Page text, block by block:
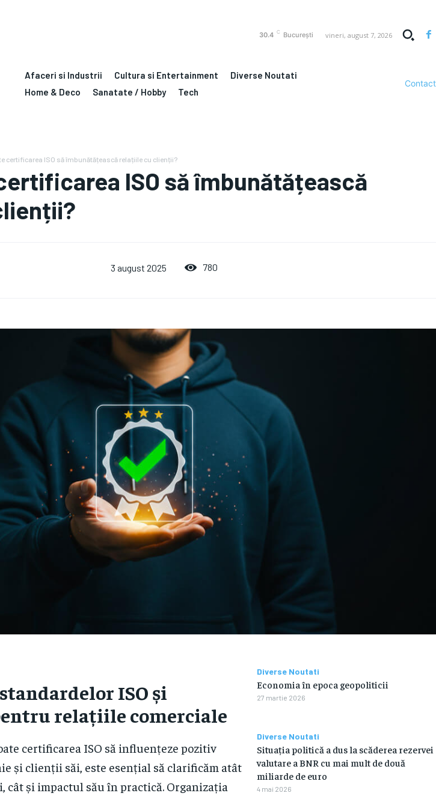
30.4 C București vineri, august 7, 2026
Afaceri si Industrii Cultura si Entertainment
Diverse Noutati
Home & Deco
Sanatate / Hobby Tech
Contact
certificarea ISO să îmbunătățească relațiile cu clienții?
ISO să îmbunătățească
3 august 2025 780
ISO și
relațiile comerciale
certificarea ISO să influențeze pozitiv
și clienții săi, este esențial să clarificăm atât
cât și impactul său în practică. Organizația
Diverse Noutati
Economia în epoca geopoliticii
27 martie 2026
Diverse Noutati
Situația politică a dus la scăderea rezervei
valutare a BNR cu mai mult de două
miliarde de euro
4 mai 2026